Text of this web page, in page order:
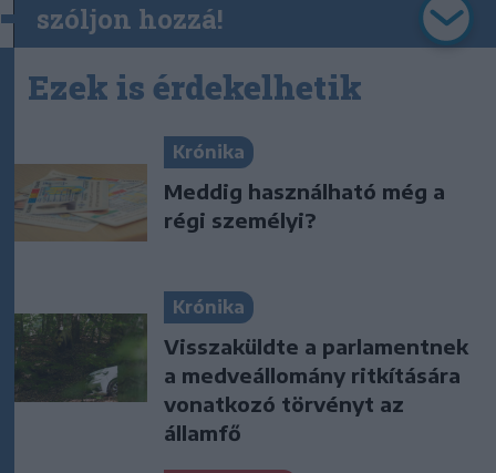
szóljon hozzá!
Ezek is érdekelhetik
Krónika
Meddig használható még a
régi személyi?
Krónika
Visszaküldte a parlamentnek
a medveállomány ritkítására
vonatkozó törvényt az
államfő